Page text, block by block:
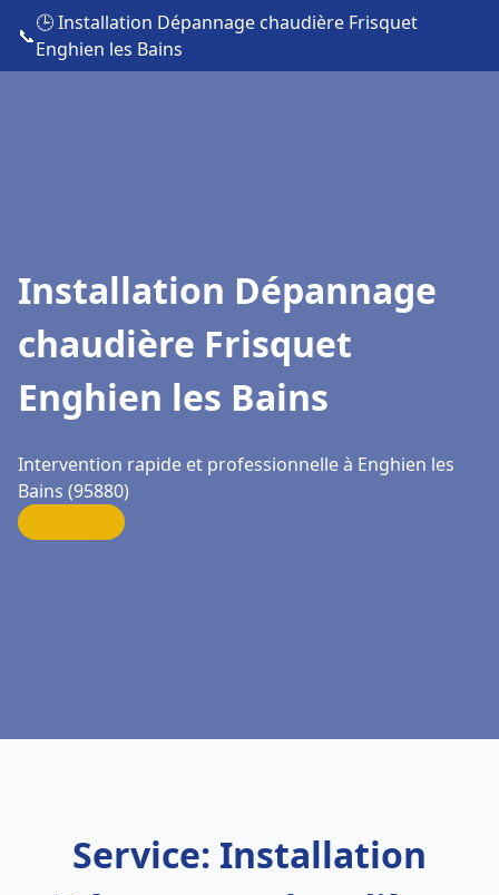
📞
🕒 Installation Dépannage chaudière Frisquet
Enghien les Bains
Installation Dépannage
chaudière Frisquet
Enghien les Bains
Intervention rapide et professionnelle à Enghien les
Bains (95880)
Service: Installation